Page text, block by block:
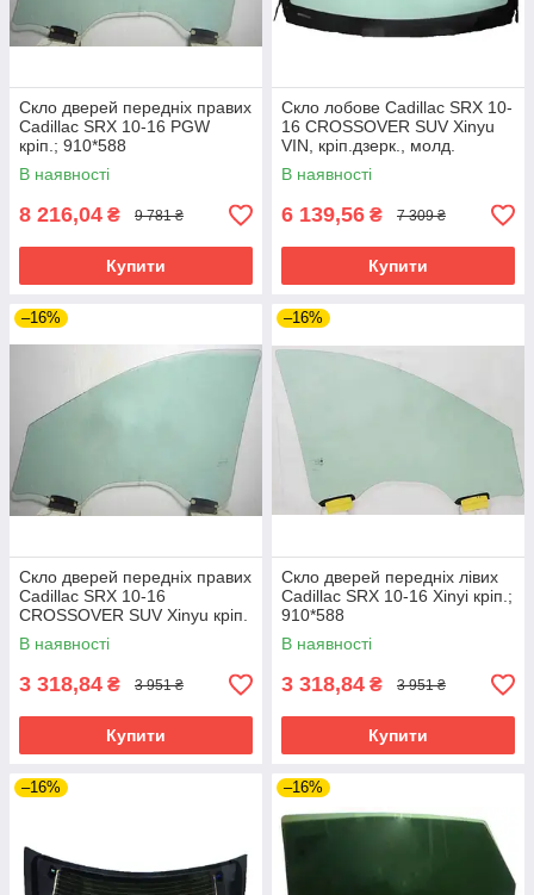
Скло дверей передніх правих
Cadillac SRX 10-16 PGW
кріп.; 910*588
В наявності
8 216,04 ₴ 9 781 ₴
Купити
Скло лобове Cadillac SRX 10-
16 CROSSOVER SUV Xinyu
VIN, кріп.дзерк., молд.
В наявності
6 139,56 ₴ 7 309 ₴
Купити
–16%
Скло дверей передніх правих
Cadillac SRX 10-16
CROSSOVER SUV Xinyu кріп.
В наявності
3 318,84 ₴ 3 951 ₴
Купити
–16%
Скло дверей передніх лівих
Cadillac SRX 10-16 Xinyi кріп.;
910*588
В наявності
3 318,84 ₴ 3 951 ₴
Купити
–16% –16%